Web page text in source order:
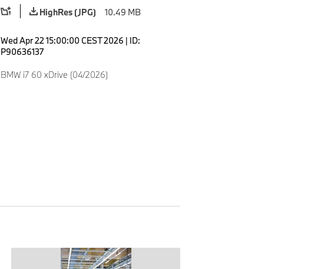
HighRes (JPG)
10.49 MB
Wed Apr 22 15:00:00 CEST 2026 | ID:
P90636137
BMW i7 60 xDrive (04/2026)